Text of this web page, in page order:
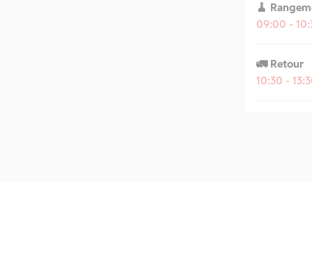
🧹
09:00 -
🚛 Retour
10:30 -